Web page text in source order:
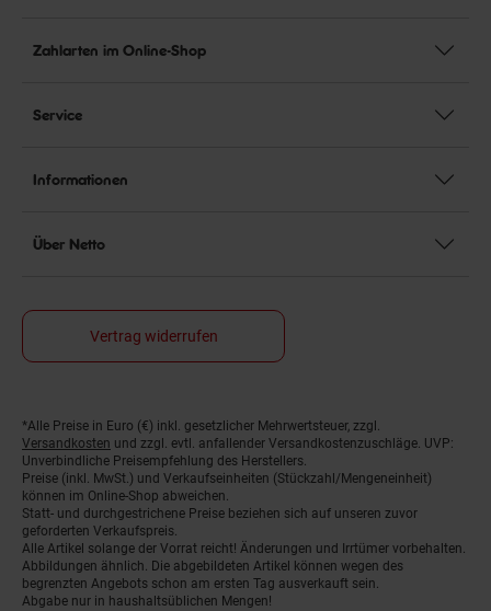
Zahlarten im Online-Shop
Service
Informationen
Über Netto
Vertrag widerrufen
Fußnoten
*Alle Preise in Euro (€) inkl. gesetzlicher Mehrwertsteuer, zzgl.
Versandkosten und zzgl. evtl. anfallender Versandkostenzuschläge. UVP:
Unverbindliche Preisempfehlung des Herstellers.
Preise (inkl. MwSt.) und Verkaufseinheiten (Stückzahl/Mengeneinheit)
können im Online-Shop abweichen.
Statt- und durchgestrichene Preise beziehen sich auf unseren zuvor
geforderten Verkaufspreis.
Alle Artikel solange der Vorrat reicht! Änderungen und Irrtümer vorbehalten.
Abbildungen ähnlich. Die abgebildeten Artikel können wegen des
begrenzten Angebots schon am ersten Tag ausverkauft sein.
Abgabe nur in haushaltsüblichen Mengen!